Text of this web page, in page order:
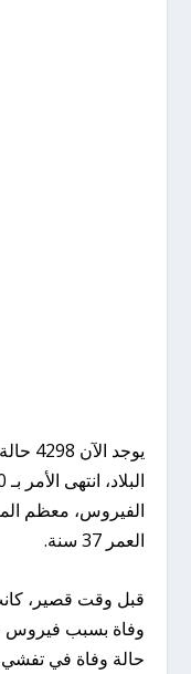
يوجد
الفيروس، معظم
العمر 37 سنة.
قبل وقت قصير،
وفاة بسبب فيروس
حالة وفاة في